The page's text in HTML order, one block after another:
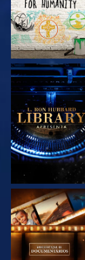
EXPLORE A SÉRIE
EXPLORE A SÉRIE